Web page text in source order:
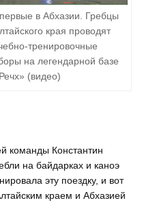
в Абхазии. Гребцы
края проводят
тренировочные
на легендарной базе
(видео)
команды Константин
на байдарках и каноэ
эту поездку, и вот
краем и Абхазией